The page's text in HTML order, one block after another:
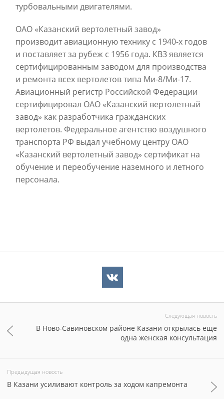
турбовальными двигателями.
ОАО «Казанский вертолетный завод»
производит авиационную технику с 1940-х годов
и поставляет за рубеж с 1956 года. КВЗ является
сертифицированным заводом для производства
и ремонта всех вертолетов типа Ми-8/Ми-17.
Авиационный регистр Российской Федерации
сертифицировал ОАО «Казанский вертолетный
завод» как разработчика гражданских
вертолетов. Федеральное агентство воздушного
транспорта РФ выдал учебному центру ОАО
«Казанский вертолетный завод» сертификат на
обучение и переобучение наземного и летного
персонала.
Следующая новость
В Ново-Савиновском районе Казани открылась еще
одна женская консультация
Предыдущая новость
В Казани усиливают контроль за ходом капремонта